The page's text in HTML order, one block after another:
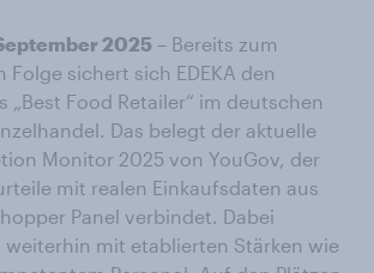
2025 – Bereits zum
Folge sichert sich EDEKA den
„Best Food Retailer“ im deutschen
Das belegt der aktuelle
Monitor 2025 von YouGov, der
mit realen Einkaufsdaten aus
Panel verbindet. Dabei
weiterhin mit etablierten Stärken wie